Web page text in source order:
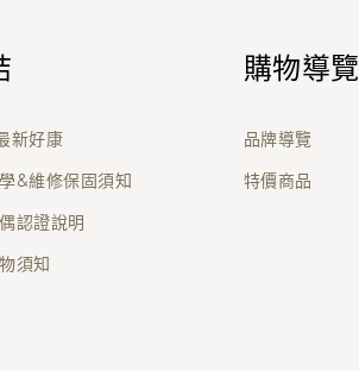
新好康
&維修保固須知
認證說明
須知
購物導覽
品牌導覽
特價商品